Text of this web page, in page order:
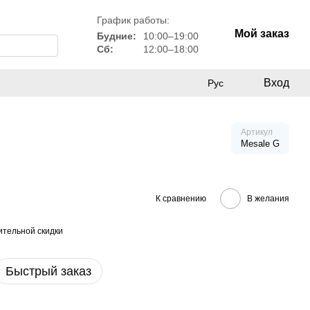
График работы:
Будние:
10:00–19:00
Сб:
12:00–18:00
Мой заказ
Рус Вход
Артикул
Mesale G
К сравнению В желания
скидки
Быстрый заказ